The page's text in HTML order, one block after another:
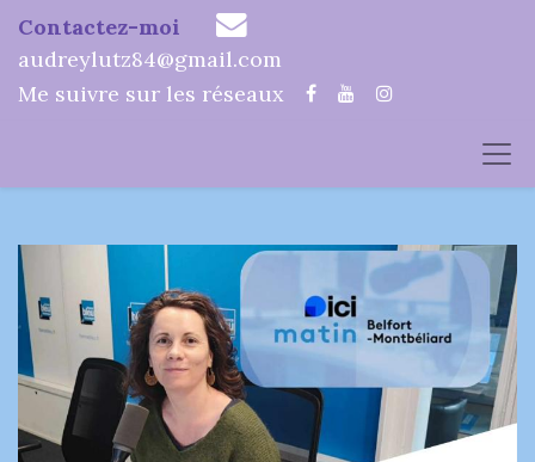
Contactez-moi
audreylutz84@gmail.com
Me suivre sur les réseaux